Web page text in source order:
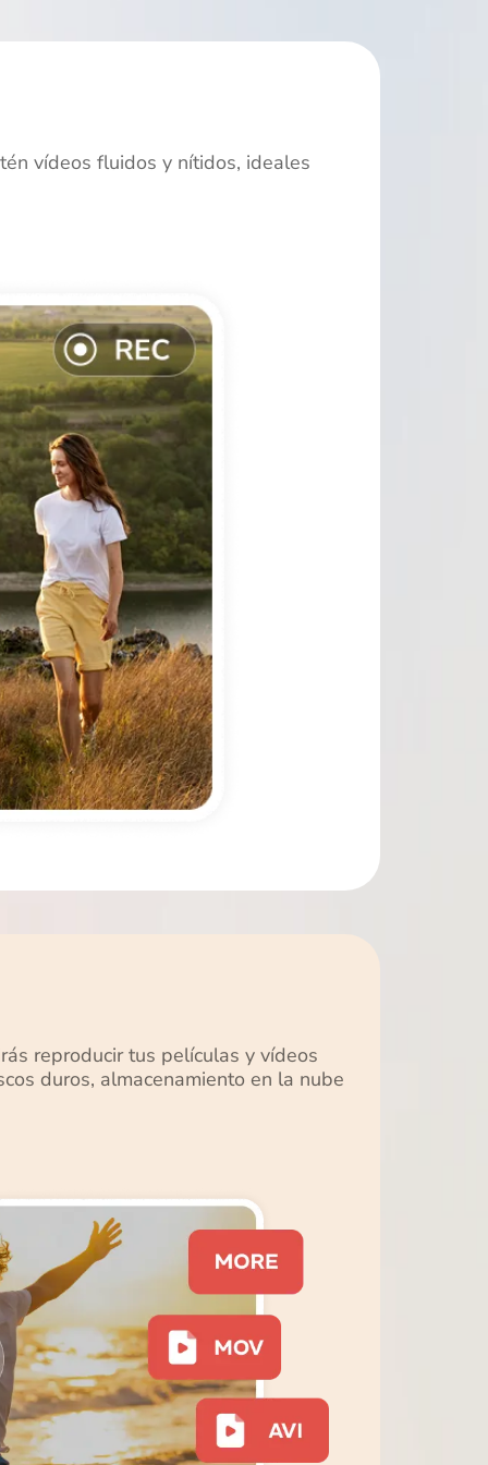
vídeos fluidos y nítidos, ideales
reproducir tus películas y vídeos
duros, almacenamiento en la nube